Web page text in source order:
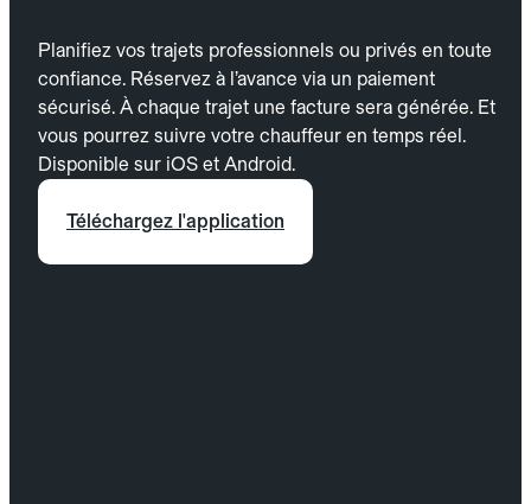
Planifiez vos trajets professionnels ou privés en toute
confiance. Réservez à l’avance via un paiement
sécurisé. À chaque trajet une facture sera générée. Et
vous pourrez suivre votre chauffeur en temps réel.
Disponible sur iOS et Android.
Téléchargez l'application